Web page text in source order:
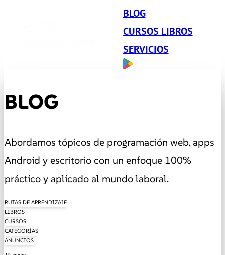
BLOG
CURSOS LIBROS
SERVICIOS
BLOG
Abordamos tópicos de programación web, apps
Android y escritorio con un enfoque 100%
práctico y aplicado al mundo laboral.
RUTAS DE APRENDIZAJE
LIBROS
CURSOS
CATEGORÍAS
ANUNCIOS